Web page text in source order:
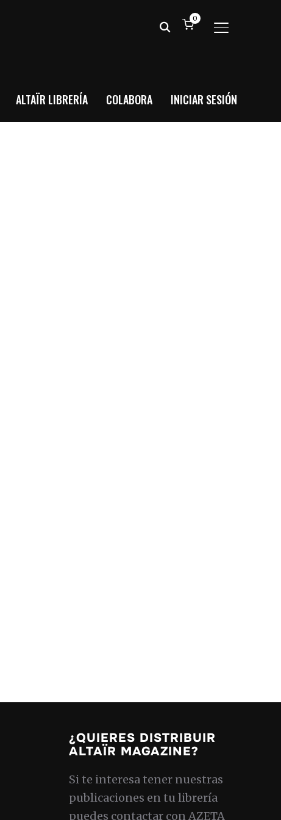
ALTERNAR
0
ALTAÏR LIBRERÍA COLABORA INICIAR SESIÓN
¿QUIERES DISTRIBUIR
ALTAÏR MAGAZINE?
Si te interesa tener nuestras
publicaciones en tu librería
puedes contactar con AZETA